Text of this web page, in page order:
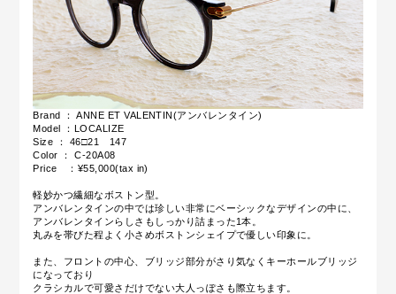
Brand ： ANNE ET VALENTIN(アンバレンタイン)
Model ：LOCALIZE
Size ： 46□21 147
Color ： C-20A08
Price ：¥55,000(tax in)
軽妙かつ繊細なボストン型。
アンバレンタインの中では珍しい非常にベーシックなデザインの中に、
アンバレンタインらしさもしっかり詰まった1本。
丸みを帯びた程よく小さめボストンシェイプで優しい印象に。
また、フロントの中心、ブリッジ部分がさり気なくキーホールブリッジ
になっており
クラシカルで可愛さだけでない大人っぽさも際立ちます。